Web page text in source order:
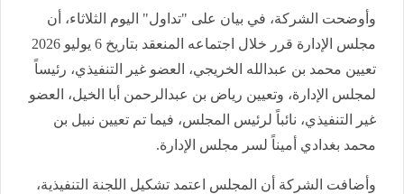
وأوضحت الشركة، في بيان على "تداول" اليوم الثلاثاء، أن
مجلس الإدارة قرر خلال اجتماعه المنعقد بتاريخ 6 يوليو 2026
تعيين محمد بن عبدالله الخريجي، العضو غير التنفيذي، رئيساً
لمجلس الإدارة، وتعيين رياض بن عبدالرحمن أبا الخيل، العضو
غير التنفيذي، نائباً لرئيس المجلس، فيما تم تعيين نبيل بن
محمد بغدادي أميناً لسر مجلس الإدارة.
وأضافت الشركة أن المجلس اعتمد تشكيل اللجنة التنفيذية،